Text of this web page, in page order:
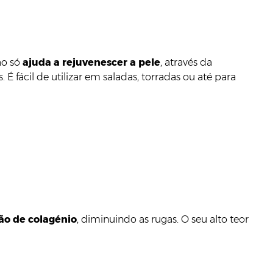
só ajuda a rejuvenescer a pele, através da
fácil de utilizar em saladas, torradas ou até para
de colagénio, diminuindo as rugas. O seu alto teor